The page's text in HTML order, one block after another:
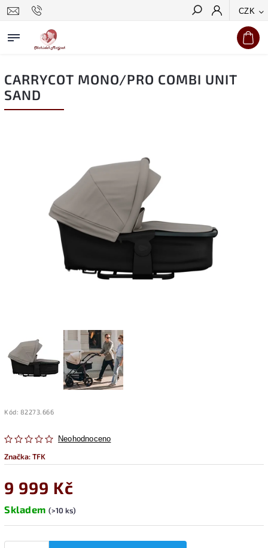
CZK
Hledat
CARRYCOT MONO/PRO COMBI UNIT
SAND
Kód: 82273.666
Neohodnoceno
Značka:TFK
9 999 Kč
Skladem (>10 ks)